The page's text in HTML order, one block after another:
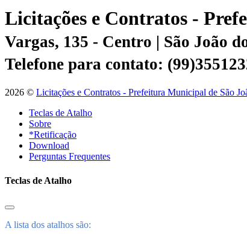
Licitações e Contratos -
Vargas, 135 - Centro | São João
Telefone para contato:
2026 © Licitações e Contratos - Prefeitura Municipal de São
Teclas de Atalho
Sobre
*Retificação
Download
Perguntas Frequentes
Teclas de Atalho
A lista dos atalhos são: